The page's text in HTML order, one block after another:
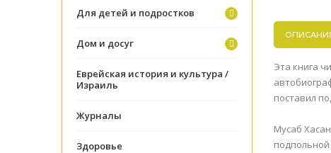
Эта книга
поставил
Мусаб
подпольной
Для детей и подростков
Дом и досуг
Еврейская история и культура /
Израиль
Журналы
Здоровье